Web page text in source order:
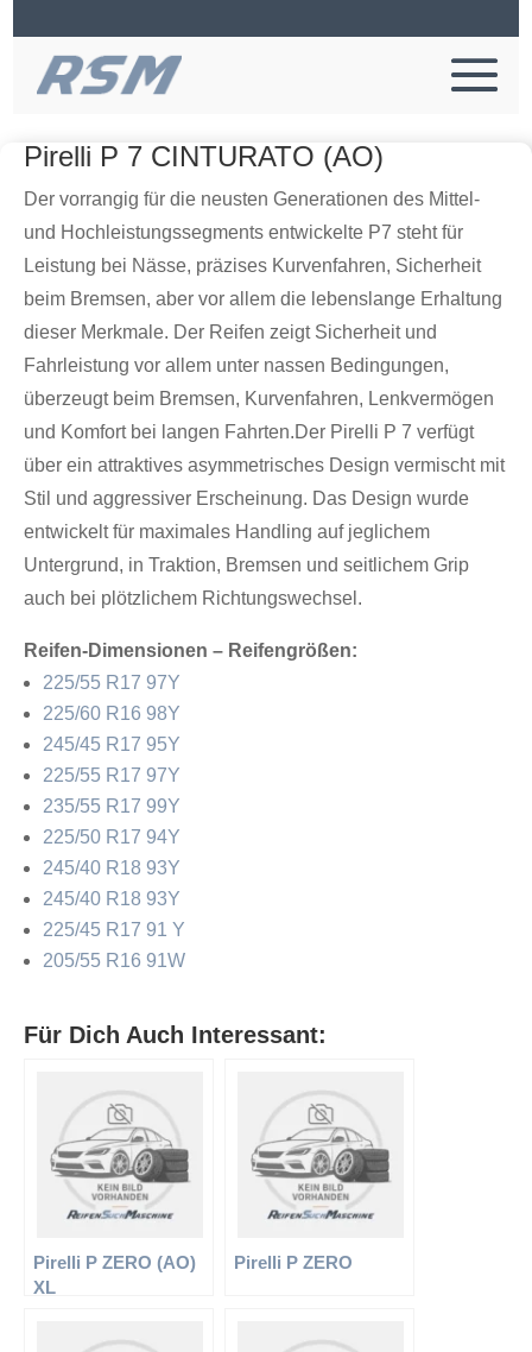
Pirelli P 7 CINTURATO (AO)
Der vorrangig für die neusten Generationen des Mittel-
und Hochleistungssegments entwickelte P7 steht für
Leistung bei Nässe, präzises Kurvenfahren, Sicherheit
beim Bremsen, aber vor allem die lebenslange Erhaltung
dieser Merkmale. Der Reifen zeigt Sicherheit und
Fahrleistung vor allem unter nassen Bedingungen,
überzeugt beim Bremsen, Kurvenfahren, Lenkvermögen
und Komfort bei langen Fahrten.Der Pirelli P 7 verfügt
über ein attraktives asymmetrisches Design vermischt mit
Stil und aggressiver Erscheinung. Das Design wurde
entwickelt für maximales Handling auf jeglichem
Untergrund, in Traktion, Bremsen und seitlichem Grip
auch bei plötzlichem Richtungswechsel.
Reifen-Dimensionen – Reifengrößen:
225/55 R17 97Y
225/60 R16 98Y
245/45 R17 95Y
225/55 R17 97Y
235/55 R17 99Y
225/50 R17 94Y
245/40 R18 93Y
245/40 R18 93Y
225/45 R17 91 Y
205/55 R16 91W
Für Dich Auch Interessant:
Pirelli P ZERO (AO)
XL
Pirelli P ZERO